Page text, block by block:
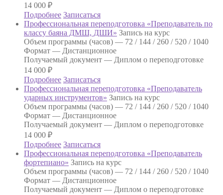
14 000 ₽
Подробнее Записаться
Профессиональная переподготовка «Преподаватель по
классу баяна ДМШ, ДШИ» Запись на курс
Объем программы (часов) — 72 / 144 / 260 / 520 / 1040
Формат — Дистанционное
Получаемый документ — Диплом о переподготовке
14 000 ₽
Подробнее Записаться
Профессиональная переподготовка «Преподаватель
ударных инструментов» Запись на курс
Объем программы (часов) — 72 / 144 / 260 / 520 / 1040
Формат — Дистанционное
Получаемый документ — Диплом о переподготовке
14 000 ₽
Подробнее Записаться
Профессиональная переподготовка «Преподаватель
фортепиано» Запись на курс
Объем программы (часов) — 72 / 144 / 260 / 520 / 1040
Формат — Дистанционное
Получаемый документ — Диплом о переподготовке